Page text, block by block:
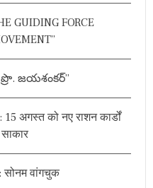
र
हैं
GUIDING FORCE
జయశంకర్”
अगस्त को नए राशन कार्डों
सोनम वांगचुक